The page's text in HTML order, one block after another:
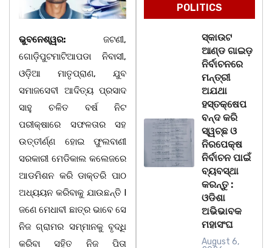
ଭୁବନେଶ୍ୱର: ଜଟଣୀ,
ଗୋଡ଼ିପୁଟମାଟିଆପଡା ନିବାସୀ,
ଓଡ଼ିଆ ମାତୃପ୍ରାଣ, ଯୁବ
ସମାଜସେବୀ ଆଦିତ୍ୟ ପ୍ରସାଦ
ସାହୁ ଚଳିତ ବର୍ଷ ନିଟ
ପରୀକ୍ଷାରେ ସଫଳତାର ସହ
ଉତ୍ତୀର୍ଣ୍ଣ ହୋଇ ଫୁଲବାଣୀ
ସରକାରୀ ମେଡିକାଲ କଲେଜରେ
ଆଡମିଶନ କରି ଡାକ୍ତରି ପାଠ
ଅଧ୍ୟୟନ କରିବାକୁ ଯାଉଛନ୍ତି l
ଜଣେ ମେଧାବୀ ଛାତ୍ର ଭାବେ ସେ
ନିଜ ଗ୍ରାମର ସମ୍ମାନକୁ ବୃଦ୍ଧି
କରିବା ସହିତ ନିଜ ପିତା
POLITICS
ସ୍କାଉଟ
ଆଣ୍ଡ ଗାଇଡ଼
ନିର୍ବାଚନରେ
ମନ୍ତ୍ରୀ
ଅଯଥା
ହସ୍ତକ୍ଷେପ
ବନ୍ଦ କରି
ସ୍ୱଚ୍ଛ ଓ
ନିରପେକ୍ଷ
ନିର୍ବାଚନ ପାଇଁ
ବ୍ୟବସ୍ଥା
କରନ୍ତୁ :
ଓଡିଶା
ଅଭିଭାବକ
ମହାସଂଘ
August 6,